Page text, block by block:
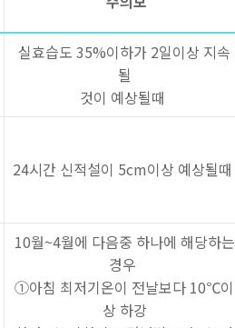
실효습도 35%이하가 2일이상 지속
될
것이 예상될때
24시간 신적설이 5cm이상 예상될때
10월~4월에 다음중 하나에 해당하는
경우
①아침 최저기온이 전날보다 10℃이
상 하강